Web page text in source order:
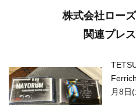
株式会社ロー
関連プレ
月8日